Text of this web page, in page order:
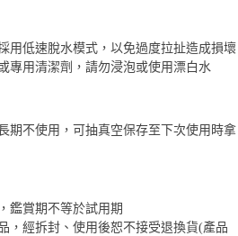
用低速脫水模式，以免過度拉扯造成損壞
專用清潔劑，請勿浸泡或使用漂白水
期不使用，可抽真空保存至下次使用時拿
鑑賞期不等於試用期
，經拆封、使用後恕不接受退換貨(產品